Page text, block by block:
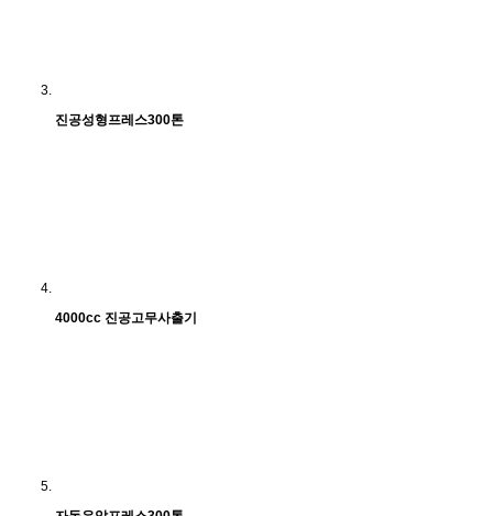
진공성형프레스300톤
4000cc 진공고무사출기